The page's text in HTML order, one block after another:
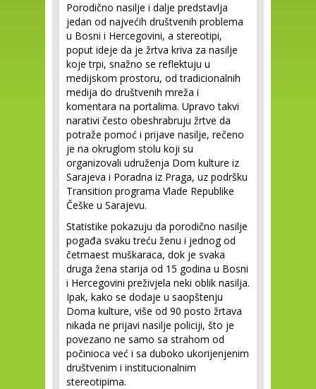
Porodično nasilje i dalje predstavlja
jedan od najvećih društvenih problema
u Bosni i Hercegovini, a stereotipi,
poput ideje da je žrtva kriva za nasilje
koje trpi, snažno se reflektuju u
medijskom prostoru, od tradicionalnih
medija do društvenih mreža i
komentara na portalima. Upravo takvi
narativi često obeshrabruju žrtve da
potraže pomoć i prijave nasilje, rečeno
je na okruglom stolu koji su
organizovali udruženja Dom kulture iz
Sarajeva i Poradna iz Praga, uz podršku
Transition programa Vlade Republike
Češke u Sarajevu.
Statistike pokazuju da porodično nasilje
pogađa svaku treću ženu i jednog od
četrnaest muškaraca, dok je svaka
druga žena starija od 15 godina u Bosni
i Hercegovini preživjela neki oblik nasilja.
Ipak, kako se dodaje u saopštenju
Doma kulture, više od 90 posto žrtava
nikada ne prijavi nasilje policiji, što je
povezano ne samo sa strahom od
počinioca već i sa duboko ukorijenjenim
društvenim i institucionalnim
stereotipima.